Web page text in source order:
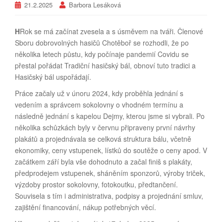
21.2.2025 Barbora Lesáková
HRok se má začínat zvesela a s úsměvem na tváři. Členové
Sboru dobrovolných hasičů Chotěboř se rozhodli, že po
několika letech půstu, kdy počínaje pandemií Covidu se
přestal pořádat Tradiční hasičský bál, obnoví tuto tradici a
Hasičský bál uspořádají.
Práce začaly už v únoru 2024, kdy proběhla jednání s
vedením a správcem sokolovny o vhodném termínu a
následně jednání s kapelou Dejmy, kterou jsme si vybrali. Po
několika schůzkách byly v červnu připraveny první návrhy
plakátů a projednávala se celková struktura bálu, včetně
ekonomiky, ceny vstupenek, lístků do soutěže o ceny apod. V
začátkem září byla vše dohodnuto a začal finiš s plakáty,
předprodejem vstupenek, sháněním sponzorů, výroby triček,
výzdoby prostor sokolovny, fotokoutku, předtančení.
Souvisela s tím i administrativa, podpisy a projednání smluv,
zajištění financování, nákup potřebných věcí.